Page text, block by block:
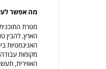
מה אפשר
מטרת
הארץ, להבין
האניגמטיות
מקומות
האווירית,